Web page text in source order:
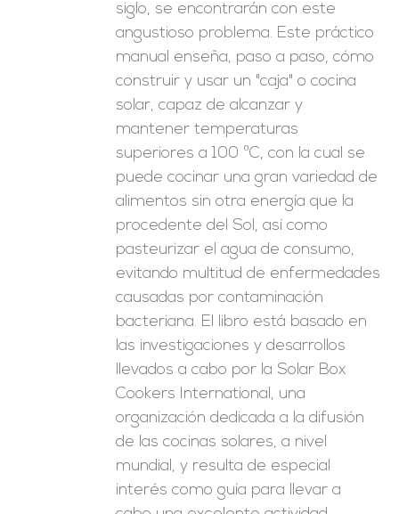
siglo, se encontrarán con este
angustioso problema. Este práctico
manual enseña, paso a paso, cómo
construir y usar un "caja" o cocina
solar, capaz de alcanzar y
mantener temperaturas
superiores a 100 ºC, con la cual se
puede cocinar una gran variedad de
alimentos sin otra energía que la
procedente del Sol, así como
pasteurizar el agua de consumo,
evitando multitud de enfermedades
causadas por contaminación
bacteriana. El libro está basado en
las investigaciones y desarrollos
llevados a cabo por la Solar Box
Cookers International, una
organización dedicada a la difusión
de las cocinas solares, a nivel
mundial, y resulta de especial
interés como guía para llevar a